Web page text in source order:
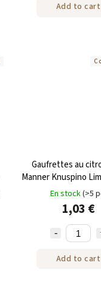
Add to cart
Gaufrettes au
Manner Knuspino
En stock(>5
1,03 €
Add to cart